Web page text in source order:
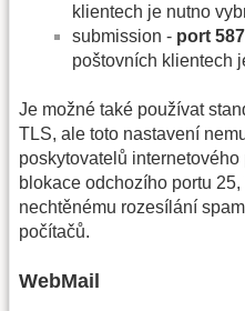
klientech je nutno
submission - port 587
poštovních klientech
Je možné také používat
TLS, ale toto nastavení
poskytovatelů
blokace odchozího portu
nechtěnému rozesílání
počítačů.
WebMail